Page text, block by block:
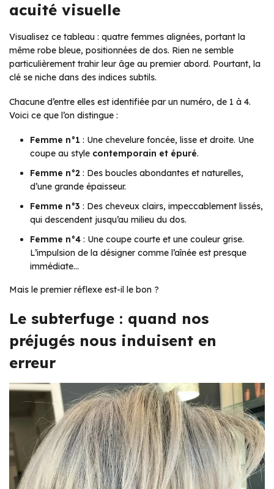
acuité visuelle
Visualisez ce tableau : quatre femmes alignées, portant la
même robe bleue, positionnées de dos. Rien ne semble
particulièrement trahir leur âge au premier abord. Pourtant, la
clé se niche dans des indices subtils.
Chacune d’entre elles est identifiée par un numéro, de 1 à 4.
Voici ce que l’on distingue :
Femme n°1 : Une chevelure foncée, lisse et droite. Une
coupe au style contemporain et épuré.
Femme n°2 : Des boucles abondantes et naturelles,
d’une grande épaisseur.
Femme n°3 : Des cheveux clairs, impeccablement lissés,
qui descendent jusqu’au milieu du dos.
Femme n°4 : Une coupe courte et une couleur grise.
L’impulsion de la désigner comme l’aînée est presque
immédiate…
Mais le premier réflexe est-il le bon ?
Le subterfuge : quand nos
préjugés nous induisent en
erreur